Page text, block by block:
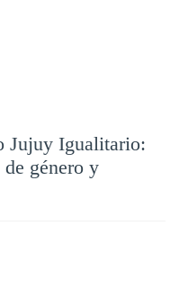
Jujuy Igualitario:
género y